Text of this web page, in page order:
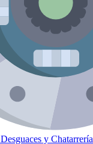
Desguaces y